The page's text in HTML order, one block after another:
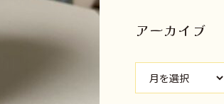
アーカイブ